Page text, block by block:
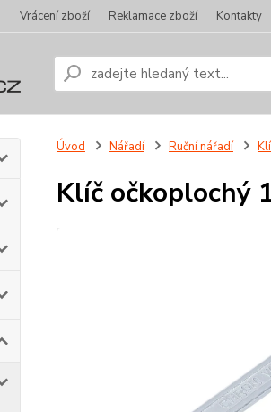
Vrácení zboží Reklamace zboží Kontakty
Úvod Nářadí Ruční nářadí
Klíč očkoplochý